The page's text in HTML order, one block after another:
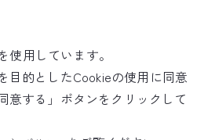
ート
使用しています。
目的としたCookieの使用に同意
意する」ボタンをクリックして